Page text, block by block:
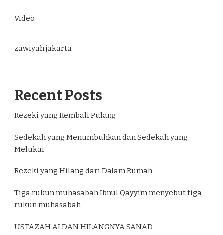
Video
zawiyah jakarta
Recent Posts
Rezeki yang Kembali Pulang
Sedekah yang Menumbuhkan dan Sedekah yang
Melukai
Rezeki yang Hilang dari Dalam Rumah
Tiga rukun muhasabah Ibnul Qayyim menyebut tiga
rukun muhasabah
USTAZAH AI DAN HILANGNYA SANAD